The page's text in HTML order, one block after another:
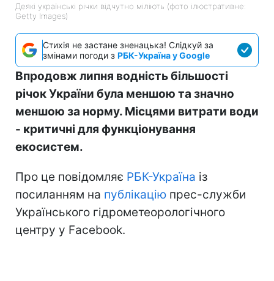
Деякі українські річки відчутно міліють (фото ілюстративне:
Getty Images)
Стихія не застане зненацька! Слідкуй за
змінами погоди з РБК-Україна у Google
Впродовж липня водність більшості
річок України була меншою та значно
меншою за норму. Місцями витрати води
- критичні для функціонування
екосистем.
Про це повідомляє РБК-Україна із
посиланням на публікацію прес-служби
Українського гідрометеорологічного
центру у Facebook.